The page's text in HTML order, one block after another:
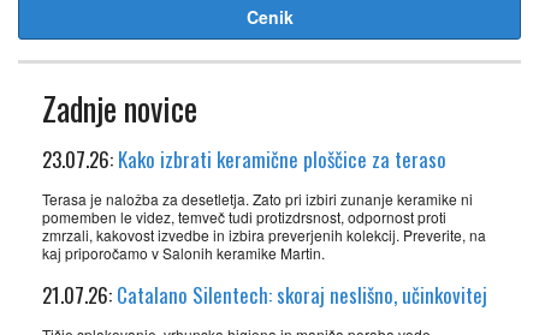
Cenik
Zadnje novice
23.07.26: Kako izbrati keramične ploščice za teraso
Terasa je naložba za desetletja. Zato pri izbiri zunanje keramike ni
pomemben le videz, temveč tudi protizdrsnost, odpornost proti
zmrzali, kakovost izvedbe in izbira preverjenih kolekcij. Preverite, na
kaj priporočamo v Salonih keramike Martin.
21.07.26: Catalano Silentech: skoraj neslišno, učinkovitej